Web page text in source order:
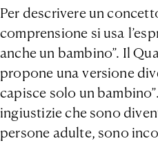
Per descrivere un
comprensione si usa
anche un bambino”. Il
propone una versione
capisce solo un
ingiustizie che sono
persone adulte, sono